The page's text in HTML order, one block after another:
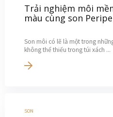
Trải nghiệm môi
màu cùng son
Son môi có lẽ là một trong
không thể thiếu trong túi xách ...
SON